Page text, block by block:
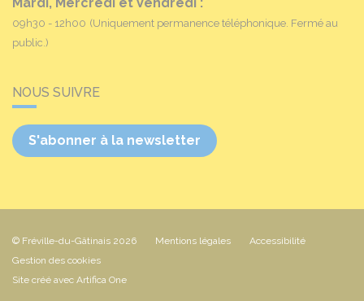
09h30 - 12h00 (Uniquement permanence téléphonique. Fermé au
public.)
NOUS SUIVRE
S'abonner à la newsletter
© Fréville-du-Gâtinais 2026 Mentions légales
Accessibilité
Gestion des cookies
Site créé avec Artifica One